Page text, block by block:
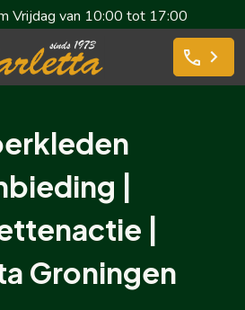
phone
Vrijdag van 10:00 tot 17:00
|
|
Groningen